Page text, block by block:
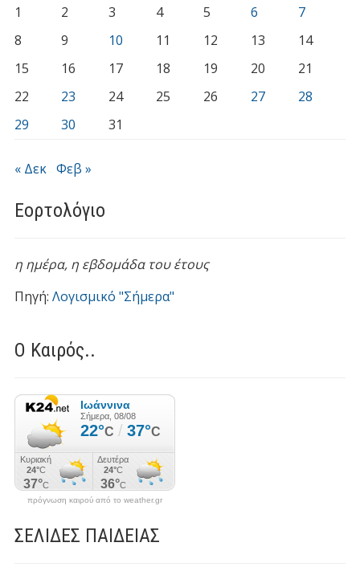
1
2 3 4 5 6
7
8
9 10 11 12 13
14
15
16 17 18 19 20
21
22
23 24 25 26 27
28
29
30 31
« Δεκ Φεβ »
Εορτολόγιο
η ημέρα, η εβδομάδα του έτους
Πηγή: Λογισμικό "Σήμερα"
Ο Καιρός..
πρόγνωση καιρού από το weather.gr
ΣΕΛΙΔΕΣ ΠΑΙΔΕΙΑΣ